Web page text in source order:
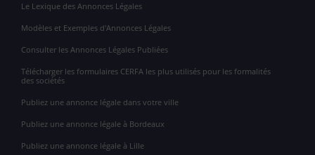
Le Lexique des Annonces Légales
Modèles et Exemples d'Annonces Légales
Consulter les Annonces Légales Publiées
Télécharger les formulaires CERFA les plus utilisés pour les formalités
des sociétés
Publiez une annonce légale dans votre ville
Publiez une annonce légale à Bordeaux
Publiez une annonce légale à Lille